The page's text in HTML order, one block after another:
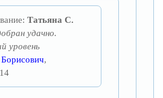
Татьяна С.
удачно.
уровень
,